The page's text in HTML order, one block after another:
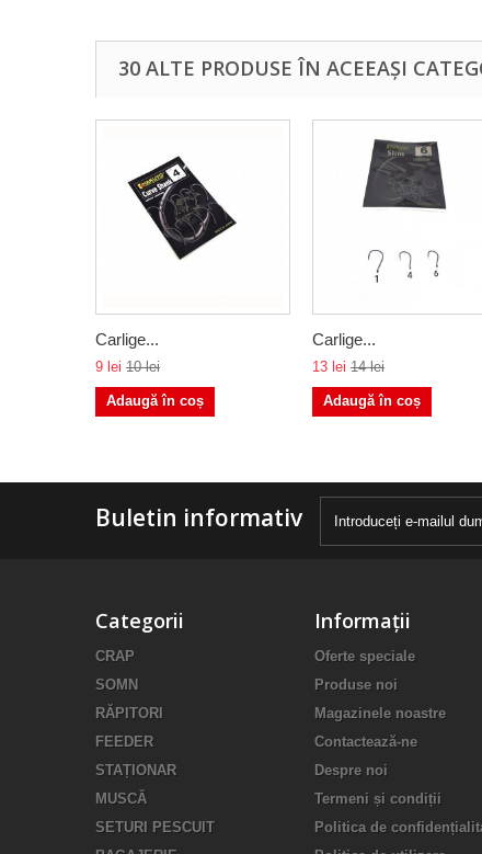
30 ALTE PRODUSE ÎN ACEEAȘI
Carlige...
9 lei 10 lei
Adaugă în coș
Carlige...
13 lei 14 lei
Adaugă în coș
Buletin informativ
Categorii
CRAP
SOMN
RĂPITORI
FEEDER
STAȚIONAR
MUSCĂ
SETURI PESCUIT
Informații
Oferte speciale
Produse noi
Magazinele noastre
Contactează-ne
Despre noi
Termeni și condiții
Politica de